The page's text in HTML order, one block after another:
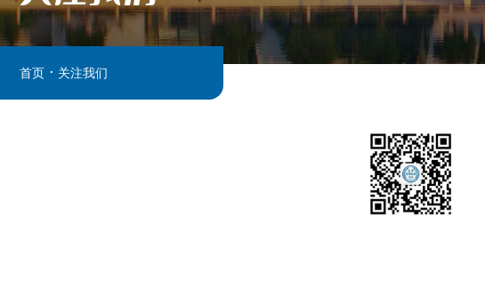
首页 . 关注我们